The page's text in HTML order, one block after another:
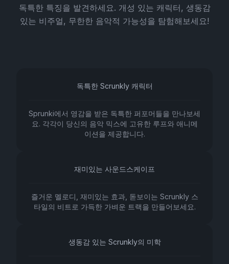
독특한 특징을 발견하세요. 개성 있는 캐릭터, 생동감
있는 비주얼, 무한한 음악적 가능성을 탐험해보세요!
독특한 Scrunkly 캐릭터
Sprunki에서 영감을 받은 독특한 퍼포머들을 만나보세
요. 각각이 당신의 음악 믹스에 고유한 루프와 애니메
이션을 제공합니다.
재미있는 사운드스케이프
즐거운 멜로디, 재미있는 효과, 돋보이는 Scrunkly 스
타일의 비트로 가득한 가벼운 트랙을 만들어보세요.
생동감 있는 Scrunkly의 미학